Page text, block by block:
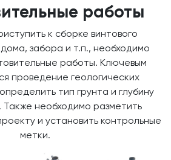
работы
к сборке винтового
забора и т.п., необходимо
работы. Ключевым
проведение геологических
тип грунта и глубину
Также необходимо разметить
и установить контрольные
метки.